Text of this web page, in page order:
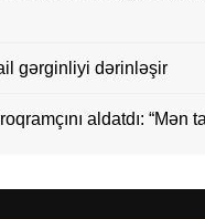
gərginliyi dərinləşir
aldatdı: “Mən